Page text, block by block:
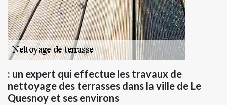
: un expert qui effectue les travaux de
nettoyage des terrasses dans la ville de Le
Quesnoy et ses environs